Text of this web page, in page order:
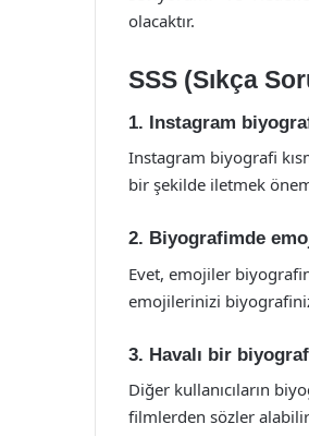
olacaktır.
SSS (Sıkça
1. Instagram
Instagram biyografi
bir şekilde iletmek
2. Biyografimde
Evet, emojiler
emojilerinizi
3. Havalı bir
Diğer kullanıcıların
filmlerden sözler